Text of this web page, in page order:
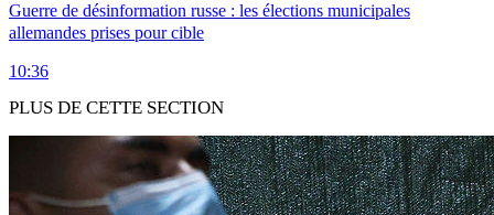
Guerre de désinformation russe : les élections municipales
allemandes prises pour cible
10:36
PLUS DE CETTE SECTION